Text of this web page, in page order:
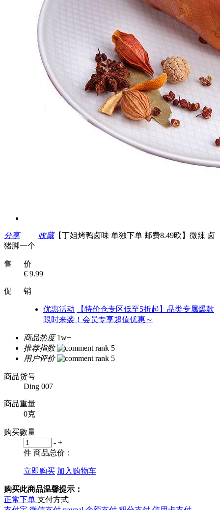
分享 收藏【丁姐烤鸭卤味 单独下单 邮费8.49欧】微辣 卤
猪脚一个
售 价
€ 9.99
促 销
优惠活动
【特价仓专区低至5折起】品类专属爆款
限时来袭！会员专享超值优惠～
商品热度 1w+
推荐指数
用户评价
商品货号
Ding 007
商品重量
0克
购买數量
- +
件 商品总价：
立即购买 加入购物车
购买此商品温馨提示：
正常下单 支付方式